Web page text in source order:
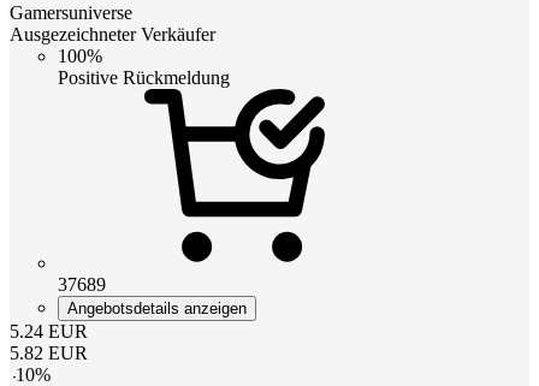
Gamersuniverse
Ausgezeichneter Verkäufer
100%
Positive Rückmeldung
37689
Angebotsdetails anzeigen
5.24 EUR
5.82 EUR
-10%